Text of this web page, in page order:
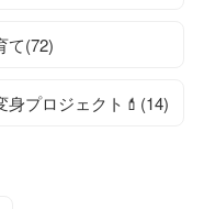
て(72)
身プロジェクト💄(14)